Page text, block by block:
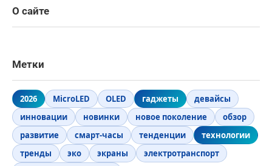
О сайте
Метки
2026 MicroLED OLED гаджеты
девайсы
инновации
новинки новое поколение
обзор
развитие
смарт-часы тенденции
технологии
тренды
эко экраны
электротранспорт